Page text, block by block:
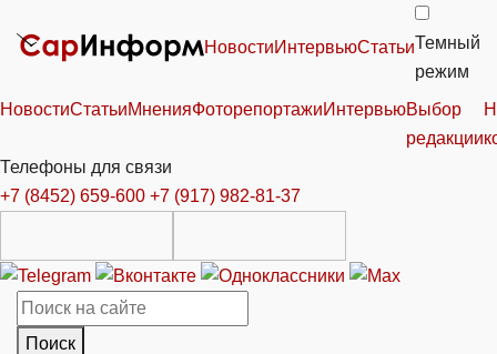
НовостиИнтервьюСтатьиТемный
режим
НовостиСтатьиМненияФоторепортажиИнтервьюВыбор
редакции
Телефоны для связи
+7 (8452) 659-600 +7 (917) 982-81-37
Поиск